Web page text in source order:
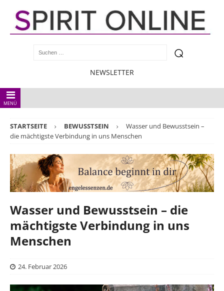
NEWSLETTER
MENÜ
STARTSEITE BEWUSSTSEIN
Wasser und Bewusstsein –
die mächtigste Verbindung in uns Menschen
Wasser und Bewusstsein – die
mächtigste Verbindung in uns
Menschen
24. Februar 2026